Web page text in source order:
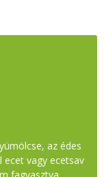
az édes
ecet vagy ecetsav